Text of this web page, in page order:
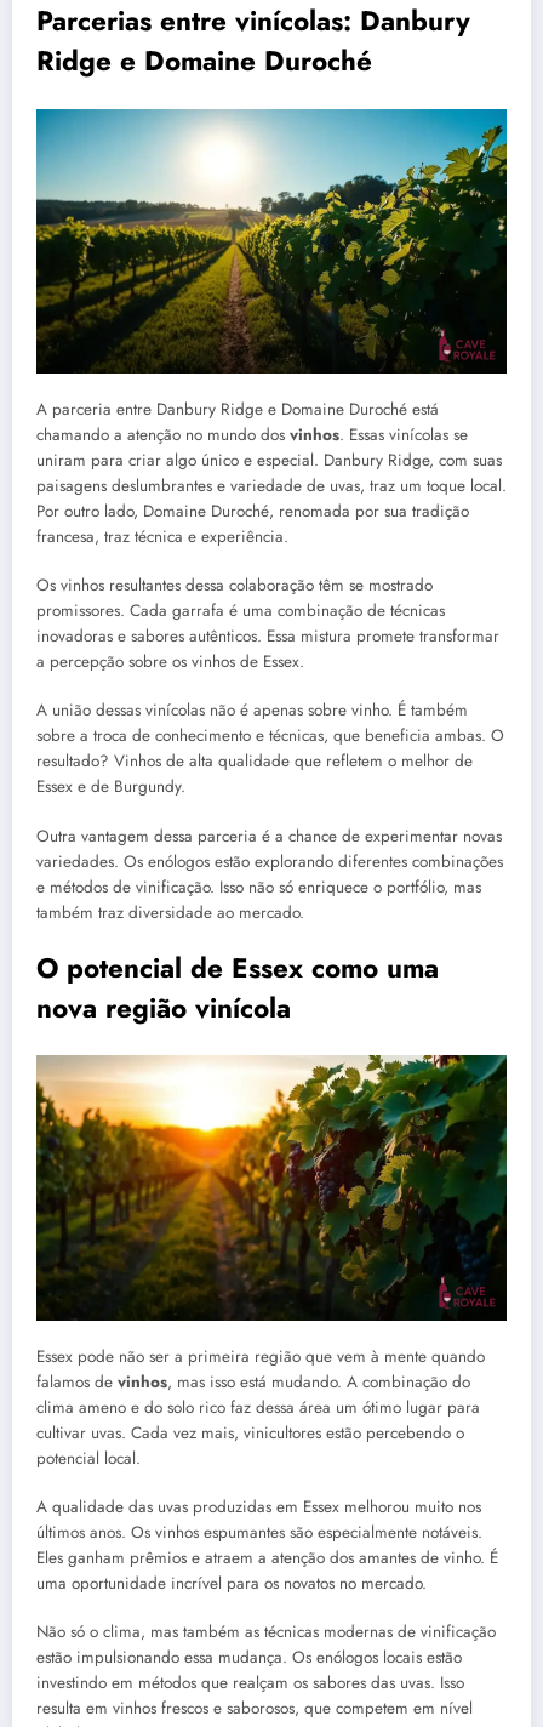
Parcerias entre vinícolas: Danbury
Ridge e Domaine Duroché
A parceria entre Danbury Ridge e Domaine Duroché está
chamando a atenção no mundo dos vinhos. Essas vinícolas se
uniram para criar algo único e especial. Danbury Ridge, com suas
paisagens deslumbrantes e variedade de uvas, traz um toque local.
Por outro lado, Domaine Duroché, renomada por sua tradição
francesa, traz técnica e experiência.
Os vinhos resultantes dessa colaboração têm se mostrado
promissores. Cada garrafa é uma combinação de técnicas
inovadoras e sabores autênticos. Essa mistura promete transformar
a percepção sobre os vinhos de Essex.
A união dessas vinícolas não é apenas sobre vinho. É também
sobre a troca de conhecimento e técnicas, que beneficia ambas. O
resultado? Vinhos de alta qualidade que refletem o melhor de
Essex e de Burgundy.
Outra vantagem dessa parceria é a chance de experimentar novas
variedades. Os enólogos estão explorando diferentes combinações
e métodos de vinificação. Isso não só enriquece o portfólio, mas
também traz diversidade ao mercado.
O potencial de Essex como uma
nova região vinícola
Essex pode não ser a primeira região que vem à mente quando
falamos de vinhos, mas isso está mudando. A combinação do
clima ameno e do solo rico faz dessa área um ótimo lugar para
cultivar uvas. Cada vez mais, vinicultores estão percebendo o
potencial local.
A qualidade das uvas produzidas em Essex melhorou muito nos
últimos anos. Os vinhos espumantes são especialmente notáveis.
Eles ganham prêmios e atraem a atenção dos amantes de vinho. É
uma oportunidade incrível para os novatos no mercado.
Não só o clima, mas também as técnicas modernas de vinificação
estão impulsionando essa mudança. Os enólogos locais estão
investindo em métodos que realçam os sabores das uvas. Isso
resulta em vinhos frescos e saborosos, que competem em nível